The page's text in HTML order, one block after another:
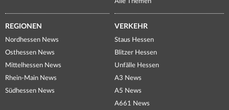
Alle Themen
REGIONEN
Nordhessen News
Osthessen News
Mittelhessen News
Rhein-Main News
Südhessen News
VERKEHR
Staus Hessen
Blitzer Hessen
Unfälle Hessen
A3 News
A5 News
A661 News